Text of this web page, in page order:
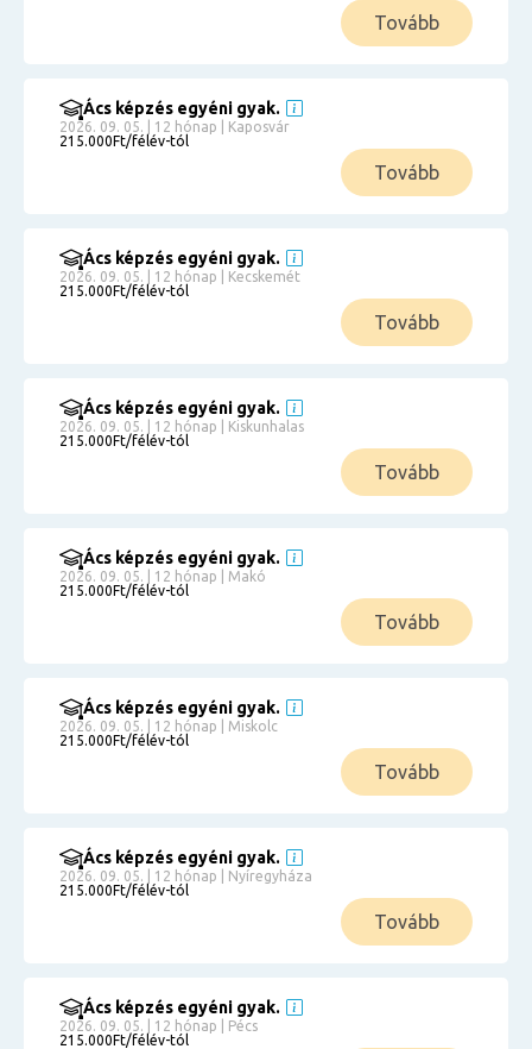
Tovább
Ács képzés egyéni gyak.
2026. 09. 05. | 12 hónap | Kaposvár
215.000Ft/félév-tól
Tovább
Ács képzés egyéni gyak.
2026. 09. 05. | 12 hónap | Kecskemét
215.000Ft/félév-tól
Tovább
Ács képzés egyéni gyak.
2026. 09. 05. | 12 hónap | Kiskunhalas
215.000Ft/félév-tól
Tovább
Ács képzés egyéni gyak.
2026. 09. 05. | 12 hónap | Makó
215.000Ft/félév-tól
Tovább
Ács képzés egyéni gyak.
2026. 09. 05. | 12 hónap | Miskolc
215.000Ft/félév-tól
Tovább
Ács képzés egyéni gyak.
2026. 09. 05. | 12 hónap | Nyíregyháza
215.000Ft/félév-tól
Tovább
Ács képzés egyéni gyak.
2026. 09. 05. | 12 hónap | Pécs
215.000Ft/félév-tól